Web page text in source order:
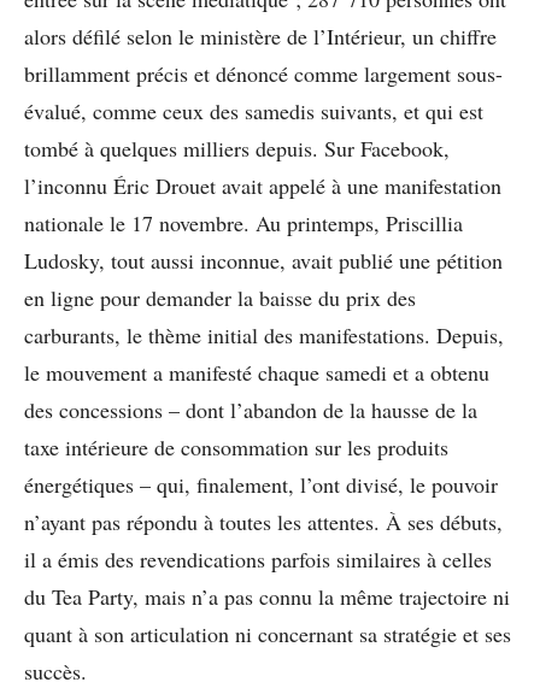
alors défilé selon le ministère de l’Intérieur, un chiffre
brillamment précis et dénoncé comme largement sous-
évalué, comme ceux des samedis suivants, et qui est
tombé à quelques milliers depuis. Sur Facebook,
l’inconnu Éric Drouet avait appelé à une manifestation
nationale le 17 novembre. Au printemps, Priscillia
Ludosky, tout aussi inconnue, avait publié une pétition
en ligne pour demander la baisse du prix des
carburants, le thème initial des manifestations. Depuis,
le mouvement a manifesté chaque samedi et a obtenu
des concessions – dont l’abandon de la hausse de la
taxe intérieure de consommation sur les produits
énergétiques – qui, finalement, l’ont divisé, le pouvoir
n’ayant pas répondu à toutes les attentes. À ses débuts,
il a émis des revendications parfois similaires à celles
du Tea Party, mais n’a pas connu la même trajectoire ni
quant à son articulation ni concernant sa stratégie et ses
succès.